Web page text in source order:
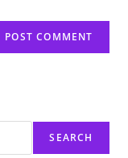
SEARCH